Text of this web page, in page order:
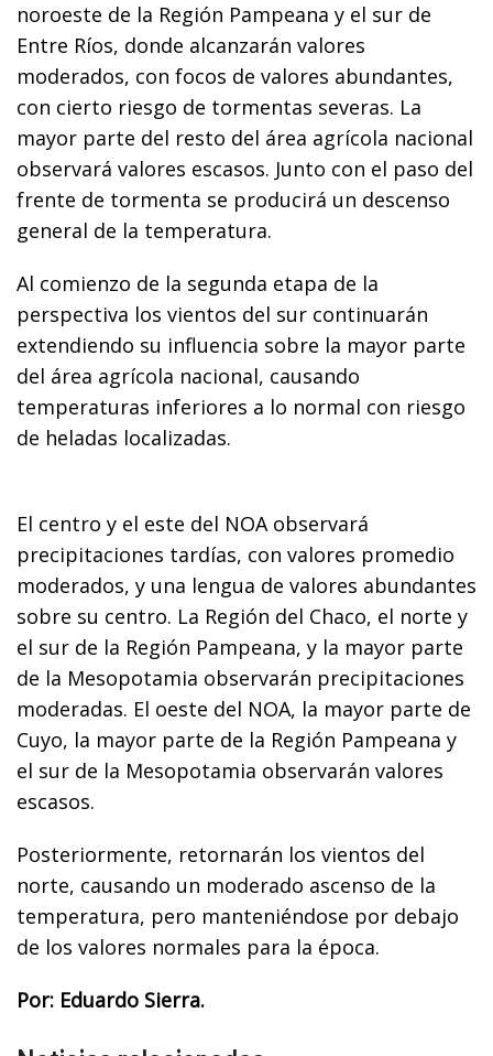
noroeste de la Región Pampeana y el sur de
Entre Ríos, donde alcanzarán valores
moderados, con focos de valores abundantes,
con cierto riesgo de tormentas severas. La
mayor parte del resto del área agrícola nacional
observará valores escasos. Junto con el paso del
frente de tormenta se producirá un descenso
general de la temperatura.
Al comienzo de la segunda etapa de la
perspectiva los vientos del sur continuarán
extendiendo su influencia sobre la mayor parte
del área agrícola nacional, causando
temperaturas inferiores a lo normal con riesgo
de heladas localizadas.
El centro y el este del NOA observará
precipitaciones tardías, con valores promedio
moderados, y una lengua de valores abundantes
sobre su centro. La Región del Chaco, el norte y
el sur de la Región Pampeana, y la mayor parte
de la Mesopotamia observarán precipitaciones
moderadas. El oeste del NOA, la mayor parte de
Cuyo, la mayor parte de la Región Pampeana y
el sur de la Mesopotamia observarán valores
escasos.
Posteriormente, retornarán los vientos del
norte, causando un moderado ascenso de la
temperatura, pero manteniéndose por debajo
de los valores normales para la época.
Por: Eduardo Sierra.